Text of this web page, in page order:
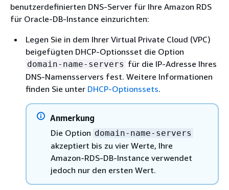
benutzerdefinierten DNS-Server für Ihre Amazon RDS
für Oracle-DB-Instance einzurichten:
Legen Sie in dem Ihrer Virtual Private Cloud (VPC)
beigefügten DHCP-Optionsset die Option
domain-name-servers für die IP-Adresse Ihres
DNS-Namensservers fest. Weitere Informationen
finden Sie unter DHCP-Optionssets.
Anmerkung
Die Option domain-name-servers
akzeptiert bis zu vier Werte, Ihre
Amazon-RDS-DB-Instance verwendet
jedoch nur den ersten Wert.